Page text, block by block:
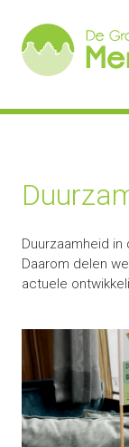
Duurzaamheid
Daarom delen
actuele